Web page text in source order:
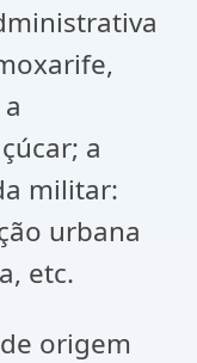
a
militar:
urbana
etc.
origem